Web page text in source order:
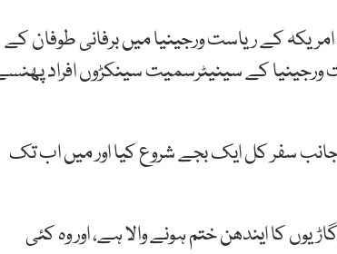
کے ریاست ورجینیا میں برفانی طوفان کے
کے سینیٹرسمیت سینکڑوں افراد
سفر کل ایک بجے شروع کیا اور میں اب تک
کا ایندھن ختم ہونے والا ہے، اور وہ کئی